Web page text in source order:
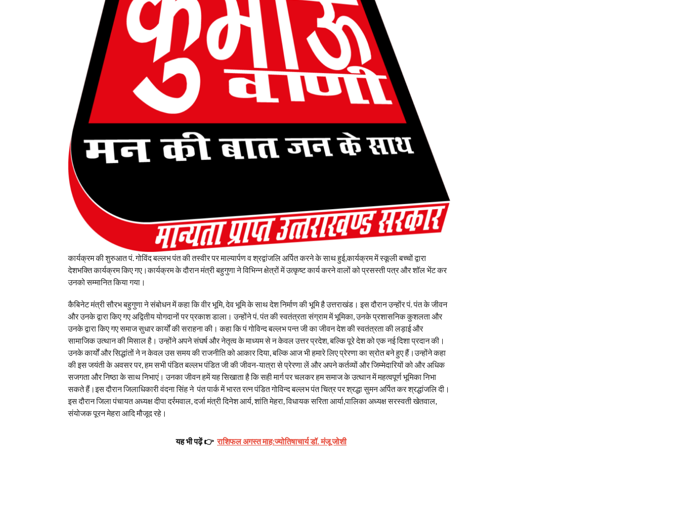
कार्यक्रम की शुरुआत पं. गोविंद बल्लभ पंत की तस्वीर पर माल्यार्पण व श्रद्वांजलि अर्पित करने के साथ हुई,कार्यक्रम में स्कूली बच्चों द्वारा
देशभक्ति कार्यक्रम किए गए।कार्यक्रम के दौरान मंत्री बहुगुणा ने विभिन्न क्षेत्रों में उत्कृष्ट कार्य करने वालों को प्रसस्ती पत्र और शॉल भेंट कर
उनको सम्मानित किया गया।
कैबिनेट मंत्री सौरभ बहुगुणा ने संबोधन में कहा कि वीर भूमि, देव भूमि के साथ देश निर्माण की भूमि है उत्तराखंड। इस दौरान उन्होंर पं. पंत के जीवन
और उनके द्वारा किए गए अद्वितीय योगदानों पर प्रकाश डाला। उन्होंने पं. पंत की स्वतंत्रता संग्राम में भूमिका, उनके प्रशासनिक कुशलता और
उनके द्वारा किए गए समाज सुधार कार्यों की सराहना की। कहा कि पं गोविन्द बल्लभ पन्त जी का जीवन देश की स्वतंत्रता की लड़ाई और
सामाजिक उत्थान की मिसाल है। उन्होंने अपने संघर्ष और नेतृत्व के माध्यम से न केवल उत्तर प्रदेश, बल्कि पूरे देश को एक नई दिशा प्रदान की।
उनके कार्यों और सिद्धांतों ने न केवल उस समय की राजनीति को आकार दिया, बल्कि आज भी हमारे लिए प्रेरणा का स्रोत बने हुए हैं।उन्होंने कहा
की इस जयंती के अवसर पर, हम सभी पंडित बल्लभ पंडित जी की जीवन-यात्रा से प्रेरणा लें और अपने कर्तव्यों और जिम्मेदारियों को और अधिक
सजगता और निष्ठा के साथ निभाएं। उनका जीवन हमें यह सिखाता है कि सही मार्ग पर चलकर हम समाज के उत्थान में महत्वपूर्ण भूमिका निभा
सकते हैं।इस दौरान जिलाधिकारी वंदना सिंह ने पंत पार्क में भारत रत्न पंडित गोविन्द बल्लभ पंत चित्र पर श्रद्धा सुमन अर्पित कर श्रद्धांजलि दी।
इस दौरान जिला पंचायत अध्यक्ष दीपा दर्रमवाल, दर्जा मंत्री दिनेश आर्य, शांति मेहरा, विधायक सरिता आर्या,पालिका अध्यक्ष सरस्वती खेतवाल,
संयोजक पूरन मेहरा आदि मौजूद रहे।
यह भी पढ़ें 👉 राशिफल अगस्त माह:ज्योतिषाचार्य डॉ. मंजू जोशी